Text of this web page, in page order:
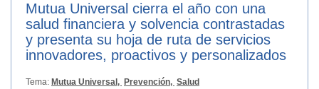
Mutua Universal cierra el año con una
salud financiera y solvencia contrastadas
y presenta su hoja de ruta de servicios
innovadores, proactivos y personalizados
Tema: Mutua Universal, Prevención, Salud